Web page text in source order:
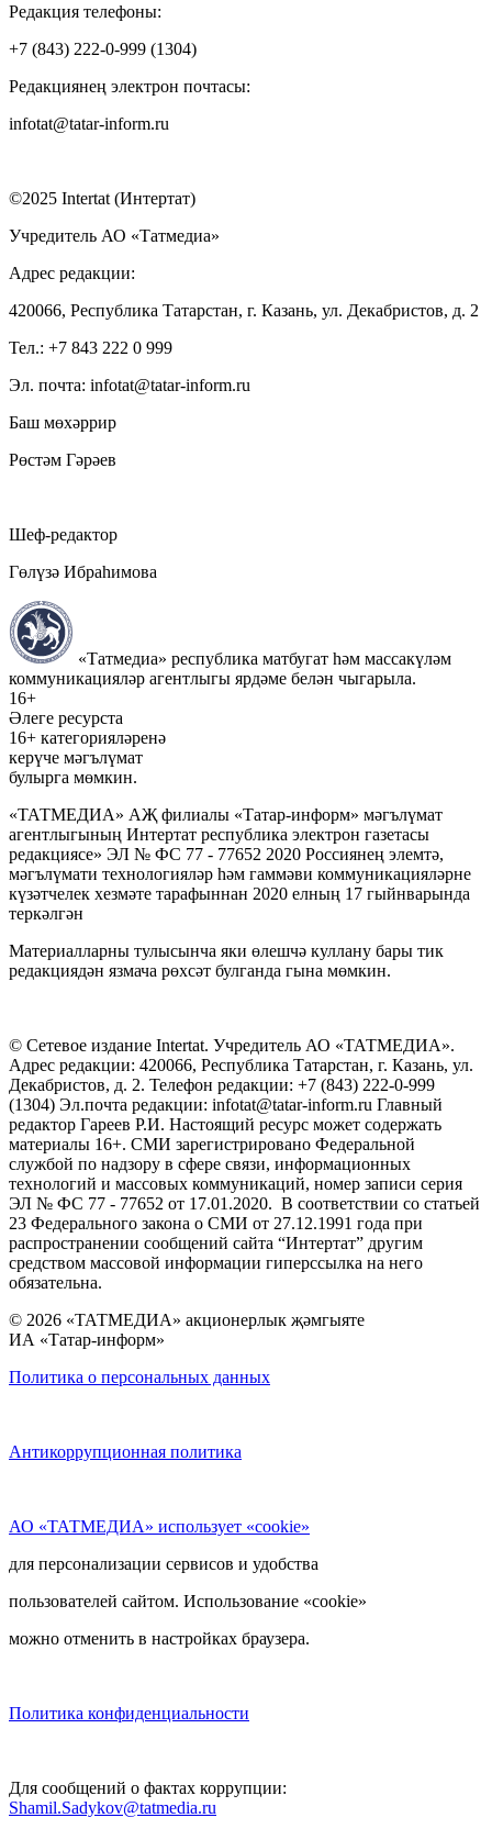
Редакция телефоны:
+7 (843) 222-0-999 (1304)
Редакциянең электрон почтасы:
infotat@tatar-inform.ru
©2025 Intertat (Интертат)
Учредитель АО «Татмедиа»
Адрес редакции:
420066, Республика Татарстан, г. Казань, ул. Декабристов, д. 2
Тел.: +7 843 222 0 999
Эл. почта: infotat@tatar-inform.ru
Баш мөхәррир
Рөстәм Гәрәев
Шеф-редактор
Гөлүзә Ибраһимова
«Татмедиа» республика матбугат һәм массакүләм
коммуникацияләр агентлыгы ярдәме белән чыгарыла.
16+
Әлеге ресурста
16+ категорияләренә
керүче мәгълүмат
булырга мөмкин.
«ТАТМЕДИА» АҖ филиалы «Татар-информ» мәгълүмат
агентлыгының Интертат республика электрон газетасы
редакциясе» ЭЛ № ФС 77 - 77652 2020 Россиянең элемтә,
мәгълүмати технологияләр һәм гаммәви коммуникацияләрне
күзәтчелек хезмәте тарафыннан 2020 елның 17 гыйнварында
теркәлгән
Материалларны тулысынча яки өлешчә куллану бары тик
редакциядән язмача рөхсәт булганда гына мөмкин.
© Сетевое издание Intertat. Учредитель АО «ТАТМЕДИА».
Адрес редакции: 420066, Республика Татарстан, г. Казань, ул.
Декабристов, д. 2. Телефон редакции: +7 (843) 222-0-999
(1304) Эл.почта редакции: infotat@tatar-inform.ru Главный
редактор Гареев Р.И. Настоящий ресурс может содержать
материалы 16+. СМИ зарегистрировано Федеральной
службой по надзору в сфере связи, информационных
технологий и массовых коммуникаций, номер записи серия
ЭЛ № ФС 77 - 77652 от 17.01.2020. В соответствии со статьей
23 Федерального закона о СМИ от 27.12.1991 года при
распространении сообщений сайта “Интертат” другим
средством массовой информации гиперссылка на него
обязательна.
© 2026 «ТАТМЕДИА» акционерлык җәмгыяте
ИА «Татар-информ»
Политика о персональных данных
Антикоррупционная политика
АО «ТАТМЕДИА» использует «cookie»
для персонализации сервисов и удобства
пользователей сайтом. Использование «cookie»
можно отменить в настройках браузера.
Политика конфиденциальности
Для сообщений о фактах коррупции:
Shamil.Sadykov@tatmedia.ru